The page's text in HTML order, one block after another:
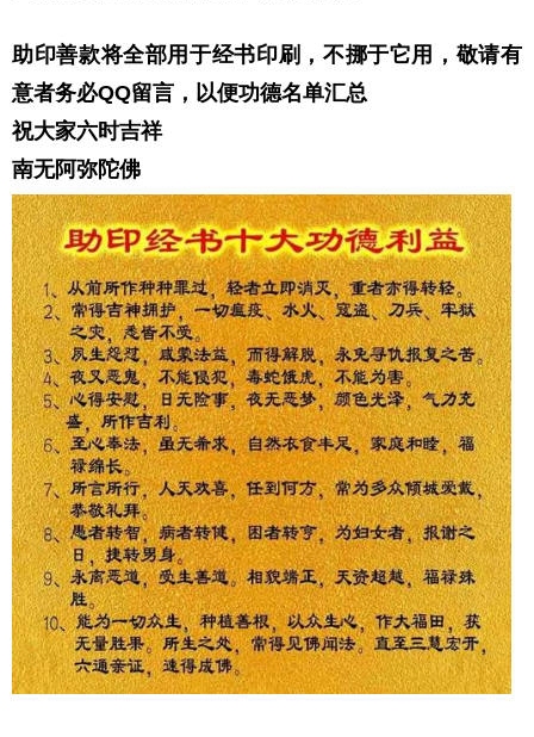
助印善款将全部用于经书印刷，不挪于它用，敬请有
意者务必QQ留言，以便功德名单汇总
祝大家六时吉祥
南无阿弥陀佛